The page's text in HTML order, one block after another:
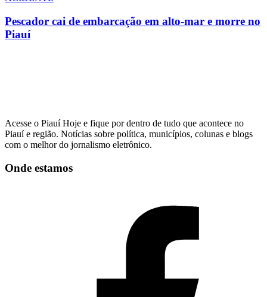
Pescador cai de embarcação em alto-mar e morre no
Piauí
Acesse o Piauí Hoje e fique por dentro de tudo que acontece no
Piauí e região. Notícias sobre política, municípios, colunas e blogs
com o melhor do jornalismo eletrônico.
Onde estamos